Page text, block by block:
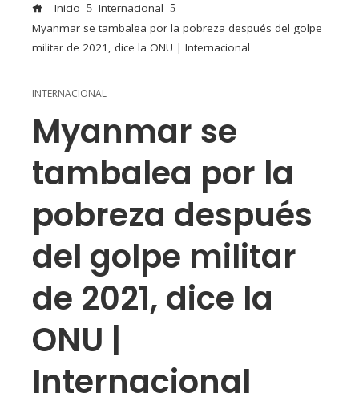
Inicio
Internacional
Myanmar se tambalea por la pobreza después del golpe
militar de 2021, dice la ONU | Internacional
INTERNACIONAL
Myanmar se
tambalea por la
pobreza después
del golpe militar
de 2021, dice la
ONU |
Internacional